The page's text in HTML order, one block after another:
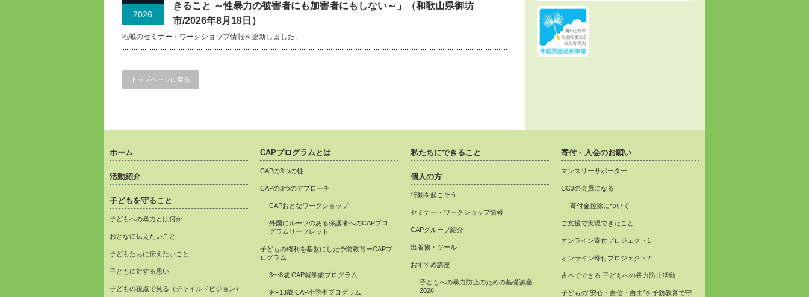
2026
きること ～性暴力の被害者にも加害者にもしない～」（和歌山県御坊
市/2026年8月18日）
地域のセミナー・ワークショップ情報を更新しました。
トップページに戻る
ホーム
活動紹介
子どもを守ること
子どもへの暴力とは何か
おとなに伝えたいこと
子どもたちに伝えたいこと
子どもに対する思い
子どもの視点で見る（チャイルドビジョン）
CAPプログラムとは
CAPの3つの柱
CAPの3つのアプローチ
CAPおとなワークショップ
外国にルーツのある保護者へのCAPプロ
グラムリーフレット
子どもの権利を基盤にした予防教育ーCAPプ
ログラム
3〜8歳 CAP就学前プログラム
9〜13歳 CAP小学生プログラム
私たちにできること
個人の方
行動を起こそう
セミナー・ワークショップ情報
CAPグループ紹介
出版物・ツール
おすすめ講座
子どもへの暴力防止のための基礎講座
2026
寄付・入会のお願い
マンスリーサポーター
CCJの会員になる
寄付金控除について
ご支援で実現できたこと
オンライン寄付プロジェクト1
オンライン寄付プロジェクト2
古本でできる 子どもへの暴力防止活動
子どもの“安心・自信・自由”を予防教育で守